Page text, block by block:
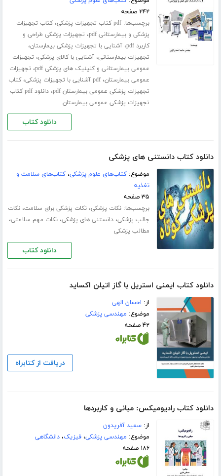
۲۴۲ صفحه
برچسب‌ها:pdf کتاب تجهیزات پزشکی ،کتاب تجهیزات
پزشکی و بیمارستانی pdf
، تجهیزات پزشکی طراحی و
کاربرد pdf
،آشنایی با تجهیزات پزشکی بیمارستان،
تجهیزات بیمارستانی،آشنایی با کالای پزشکی، تجهیزات
عمومی بیمارستانی و کلینیک های پزشکی pdf
، تجهیزات
عمومی بیمارستان،pdf آشنایی با تجهیزات پزشکی ،کتاب
تجهیزات پزشکی عمومی بیمارستان pdf
،
دانلود pdf کتاب
تجهیزات پزشکی عمومی بیمارستان
دانلود کتاب
دانلود کتاب دانستنی های پزشکی
موضوع:کتاب‌های علوم پزشکی،کتاب‌های سلامت و
تغذیه
۳۵ صفحه
برچسب‌ها:نکات پزشکی،نکات پزشکی برای سلامت،نکات
جالب پزشکی،دانستنی های پزشکی،نکات مهم سلامتی،
مطالب پزشکی
دانلود کتاب
دانلود کتاب ایمنی استریل با گاز اتیلن‌ اکساید
از: احسان الهی
موضوع: مهندسی پزشکی
۴۲ صفحه
دریافت از کتابراه
دانلود کتاب رادیومیکس: مبانی و کاربردها
از:سعید آفریدون
موضوع: مهندسی پزشکی،فیزیک،دانشگاهی
۱۸۶ صفحه